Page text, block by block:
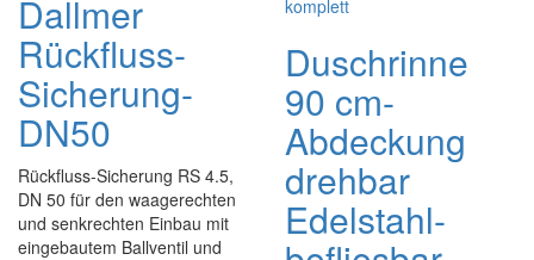
Dallmer
Rückfluss-
Sicherung-
DN50
Rückfluss-Sicherung RS 4.5,
DN 50 für den waagerechten
und senkrechten Einbau mit
eingebautem Ballventil und
Duschrinne
90 cm-
Abdeckung
drehbar
Edelstahl-